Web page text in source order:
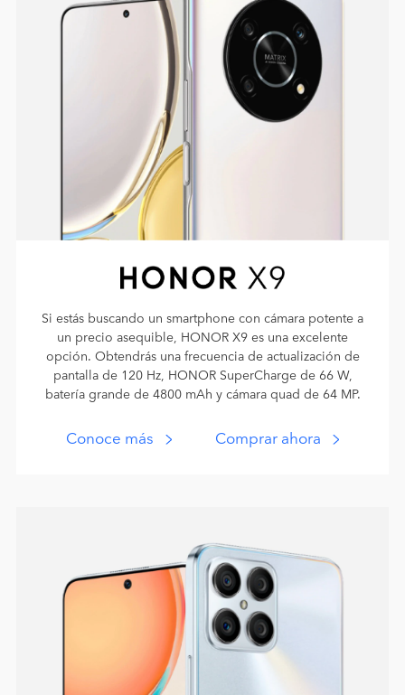
Si estás buscando un smartphone con cámara potente a
un precio asequible, HONOR X9 es una excelente
opción. Obtendrás una frecuencia de actualización de
pantalla de 120 Hz, HONOR SuperCharge de 66 W,
batería grande de 4800 mAh y cámara quad de 64 MP.
Conoce más Comprar ahora